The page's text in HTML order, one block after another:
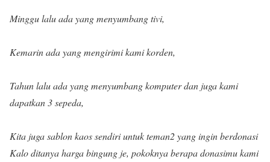
Minggu lalu ada yang menyumbang tivi,
Kemarin ada yang mengirimi kami korden,
Tahun lalu ada yang menyumbang komputer dan juga kami
dapatkan 3 sepeda,
Kita juga sablon kaos sendiri untuk teman2 yang ingin berdonasi
Kalo ditanya harga bingung je, pokoknya berapa donasimu kami